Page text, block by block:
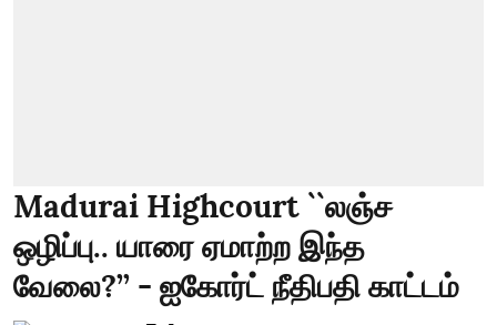
Madurai Highcourt ``லஞ்ச
ஒழிப்பு.. யாரை ஏமாற்ற இந்த
வேலை?’’ - ஐகோர்ட் நீதிபதி காட்டம்